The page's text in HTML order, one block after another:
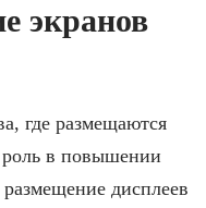
экранов
где размещаются
в повышении
дисплеев